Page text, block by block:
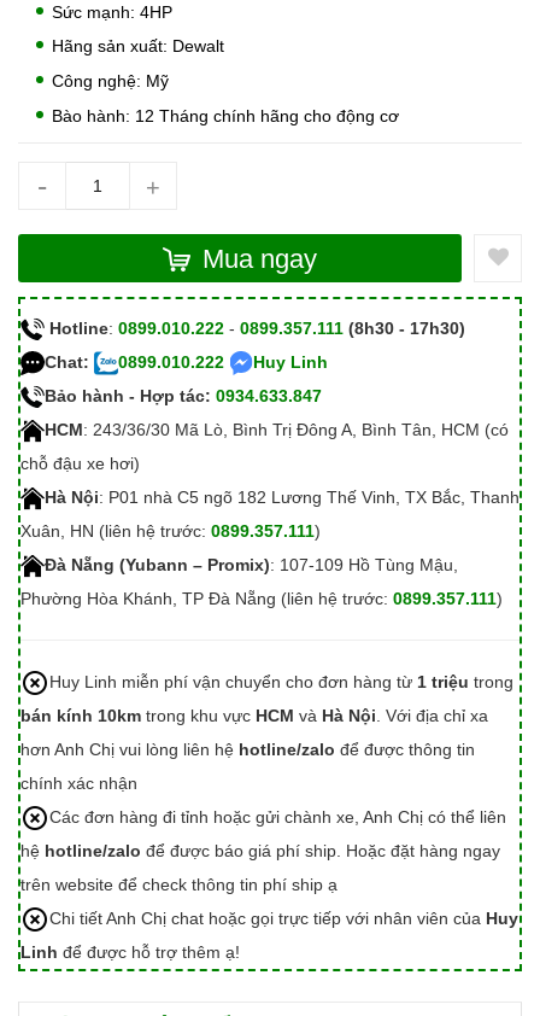
Sức mạnh: 4HP
Hãng sản xuất: Dewalt
Công nghệ: Mỹ
Bào hành: 12 Tháng chính hãng cho động cơ
- +
Mua ngay
Hotline: 0899.010.222 - 0899.357.111 (8h30 - 17h30)
Chat:
0899.010.222
Huy Linh
Bảo hành - Hợp tác: 0934.633.847
HCM: 243/36/30 Mã Lò, Bình Trị Đông A, Bình Tân, HCM (có
chỗ đậu xe hơi)
Hà Nội: P01 nhà C5 ngõ 182 Lương Thế Vinh, TX Bắc, Thanh
Xuân, HN (liên hệ trước: 0899.357.111)
Đà Nẵng (Yubann – Promix): 107-109 Hồ Tùng Mậu,
Phường Hòa Khánh, TP Đà Nẵng (liên hệ trước: 0899.357.111)
Huy Linh miễn phí vận chuyển cho đơn hàng từ 1 triệu trong
bán kính 10km trong khu vực HCM và Hà Nội . Với địa chỉ xa
hơn Anh Chị vui lòng liên hệ hotline/zalo để được thông tin
chính xác nhận
Các đơn hàng đi tỉnh hoặc gửi chành xe, Anh Chị có thể liên
hệ hotline/zalo để được báo giá phí ship. Hoặc đặt hàng ngay
trên website để check thông tin phí ship ạ
Chi tiết Anh Chị chat hoặc gọi trực tiếp với nhân viên của Huy
Linh để được hỗ trợ thêm ạ!